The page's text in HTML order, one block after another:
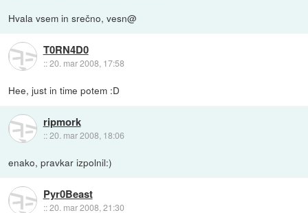
Hvala vsem in srečno, vesn@
T0RN4D0
::20. mar 2008, 17:58
Hee, just in time potem :D
ripmork
::20. mar 2008, 18:06
enako, pravkar izpolnil:)
Pyr0Beast
::20. mar 2008, 21:30